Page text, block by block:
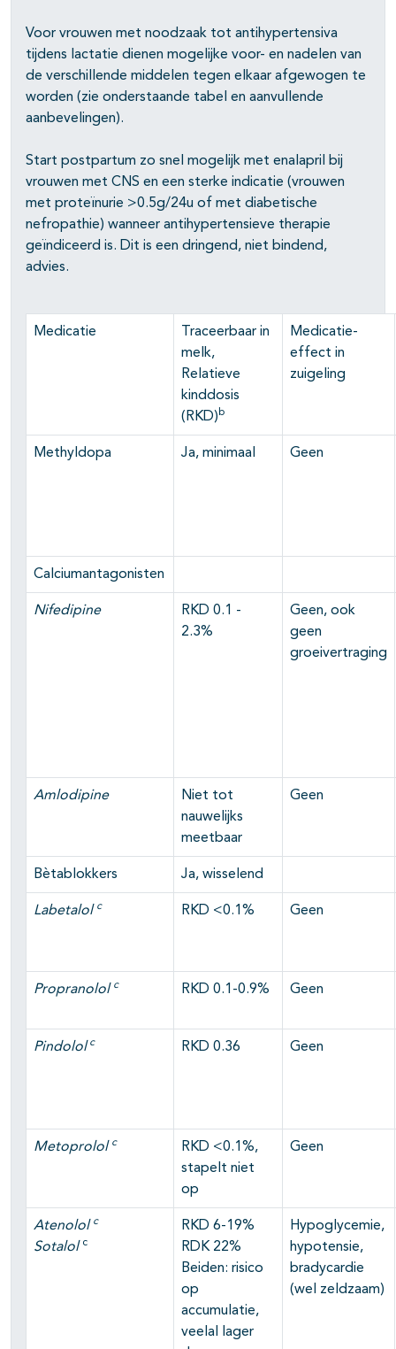
Voor vrouwen met noodzaak tot antihypertensiva
tijdens lactatie dienen mogelijke voor- en nadelen van
de verschillende middelen tegen elkaar afgewogen te
worden (zie onderstaande tabel en aanvullende
aanbevelingen).
Start postpartum zo snel mogelijk met enalapril bij
vrouwen met CNS en een sterke indicatie (vrouwen
met proteïnurie >0.5g/24u of met diabetische
nefropathie) wanneer antihypertensieve therapie
geïndiceerd is. Dit is een dringend, niet bindend,
advies.
Medicatie
Traceerbaar in
melk,
Relatieve
kinddosis
(RKD) b
Medicatie-
effect in
zuigeling
Methyldopa Ja, minimaal Geen
Calciumantagonisten
Nifedipine
RKD 0.1 -
2.3%
Geen, ook
geen
groeivertraging
Amlodipine
Niet tot
nauwelijks
meetbaar
Geen
Bètablokkers Ja, wisselend
Labetalol c RKD <0.1% Geen
Propranolol c RKD 0.1-0.9% Geen
Pindololc RKD 0.36 Geen
Metoprolol c
RKD <0.1%,
stapelt niet
op
Geen
Atenolol c
Sotalol c
RKD 6-19%
RDK 22%
Beiden: risico
op
accumulatie,
veelal lager
Hypoglycemie,
hypotensie,
bradycardie
(wel zeldzaam)